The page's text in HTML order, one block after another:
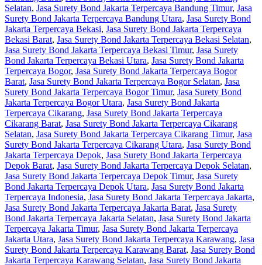
Selatan, Jasa Surety Bond Jakarta Terpercaya Bandung Timur, Jasa
Surety Bond Jakarta Terpercaya Bandung Utara, Jasa Surety Bond
Jakarta Terpercaya Bekasi, Jasa Surety Bond Jakarta Terpercaya
Bekasi Barat, Jasa Surety Bond Jakarta Terpercaya Bekasi Selatan,
Jasa Surety Bond Jakarta Terpercaya Bekasi Timur, Jasa Surety
Bond Jakarta Terpercaya Bekasi Utara, Jasa Surety Bond Jakarta
Terpercaya Bogor, Jasa Surety Bond Jakarta Terpercaya Bogor
Barat, Jasa Surety Bond Jakarta Terpercaya Bogor Selatan, Jasa
Surety Bond Jakarta Terpercaya Bogor Timur, Jasa Surety Bond
Jakarta Terpercaya Bogor Utara, Jasa Surety Bond Jakarta
Terpercaya Cikarang, Jasa Surety Bond Jakarta Terpercaya
Cikarang Barat, Jasa Surety Bond Jakarta Terpercaya Cikarang
Selatan, Jasa Surety Bond Jakarta Terpercaya Cikarang Timur, Jasa
Surety Bond Jakarta Terpercaya Cikarang Utara, Jasa Surety Bond
Jakarta Terpercaya Depok, Jasa Surety Bond Jakarta Terpercaya
Depok Barat, Jasa Surety Bond Jakarta Terpercaya Depok Selatan,
Jasa Surety Bond Jakarta Terpercaya Depok Timur, Jasa Surety
Bond Jakarta Terpercaya Depok Utara, Jasa Surety Bond Jakarta
Terpercaya Indonesia, Jasa Surety Bond Jakarta Terpercaya Jakarta,
Jasa Surety Bond Jakarta Terpercaya Jakarta Barat, Jasa Surety
Bond Jakarta Terpercaya Jakarta Selatan, Jasa Surety Bond Jakarta
Terpercaya Jakarta Timur, Jasa Surety Bond Jakarta Terpercaya
Jakarta Utara, Jasa Surety Bond Jakarta Terpercaya Karawang, Jasa
Surety Bond Jakarta Terpercaya Karawang Barat, Jasa Surety Bond
Jakarta Terpercaya Karawang Selatan, Jasa Surety Bond Jakarta